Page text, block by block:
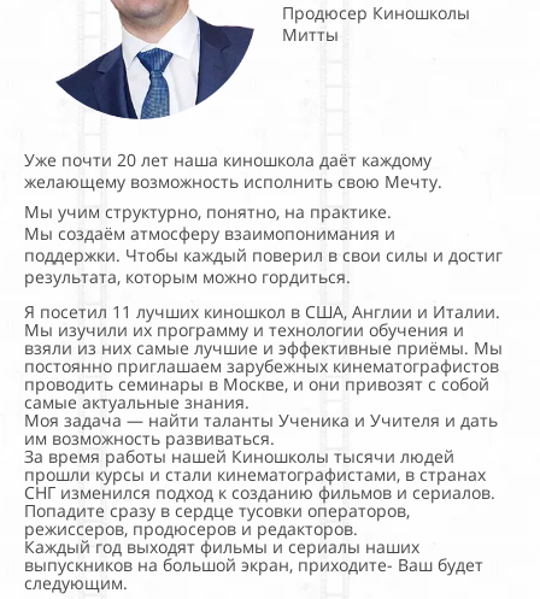
Продюсер Киношколы
Митты
Уже почти 20 лет наша киношкола даёт каждому
желающему возможность исполнить свою Мечту.
Мы учим структурно, понятно, на практике.
Мы создаём атмосферу взаимопонимания и
поддержки. Чтобы каждый поверил в свои силы и достиг
результата, которым можно гордиться.
Я посетил 11 лучших киношкол в США, Англии и Италии.
Мы изучили их программу и технологии обучения и
взяли из них самые лучшие и эффективные приёмы. Мы
постоянно приглашаем зарубежных кинематографистов
проводить семинары в Москве, и они привозят с собой
самые актуальные знания.
Моя задача — найти таланты Ученика и Учителя и дать
им возможность развиваться.
За время работы нашей Киношколы тысячи людей
прошли курсы и стали кинематографистами, в странах
СНГ изменился подход к созданию фильмов и сериалов.
Попадите сразу в сердце тусовки операторов,
режиссеров, продюсеров и редакторов.
Каждый год выходят фильмы и сериалы наших
выпускников на большой экран, приходите- Ваш будет
следующим.